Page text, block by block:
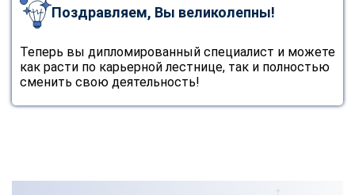
Поздравляем, Вы великолепны!
Теперь вы дипломированный специалист и можете
как расти по карьерной лестнице, так и полностью
сменить свою деятельность!